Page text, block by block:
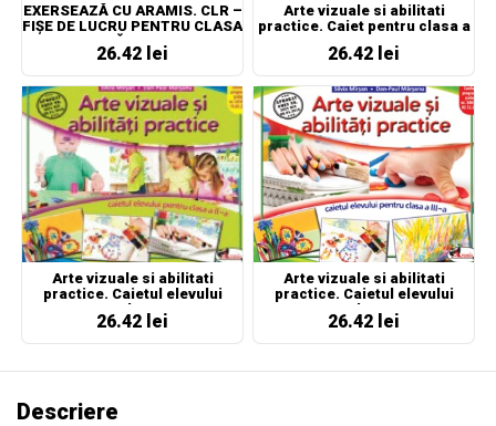
EXERSEAZĂ CU ARAMIS. CLR –
FIȘE DE LUCRU PENTRU CLASA
PREGĂTITOARE
26.42 lei
Arte vizuale si abilitati
practice. Caiet pentru clasa a
26.42 lei
Arte vizuale si abilitati
practice. Caietul elevului
pentru clasa a II-a
26.42 lei
Arte vizuale si abilitati
practice. Caietul elevului
pentru clasa a III-a
26.42 lei
Descriere